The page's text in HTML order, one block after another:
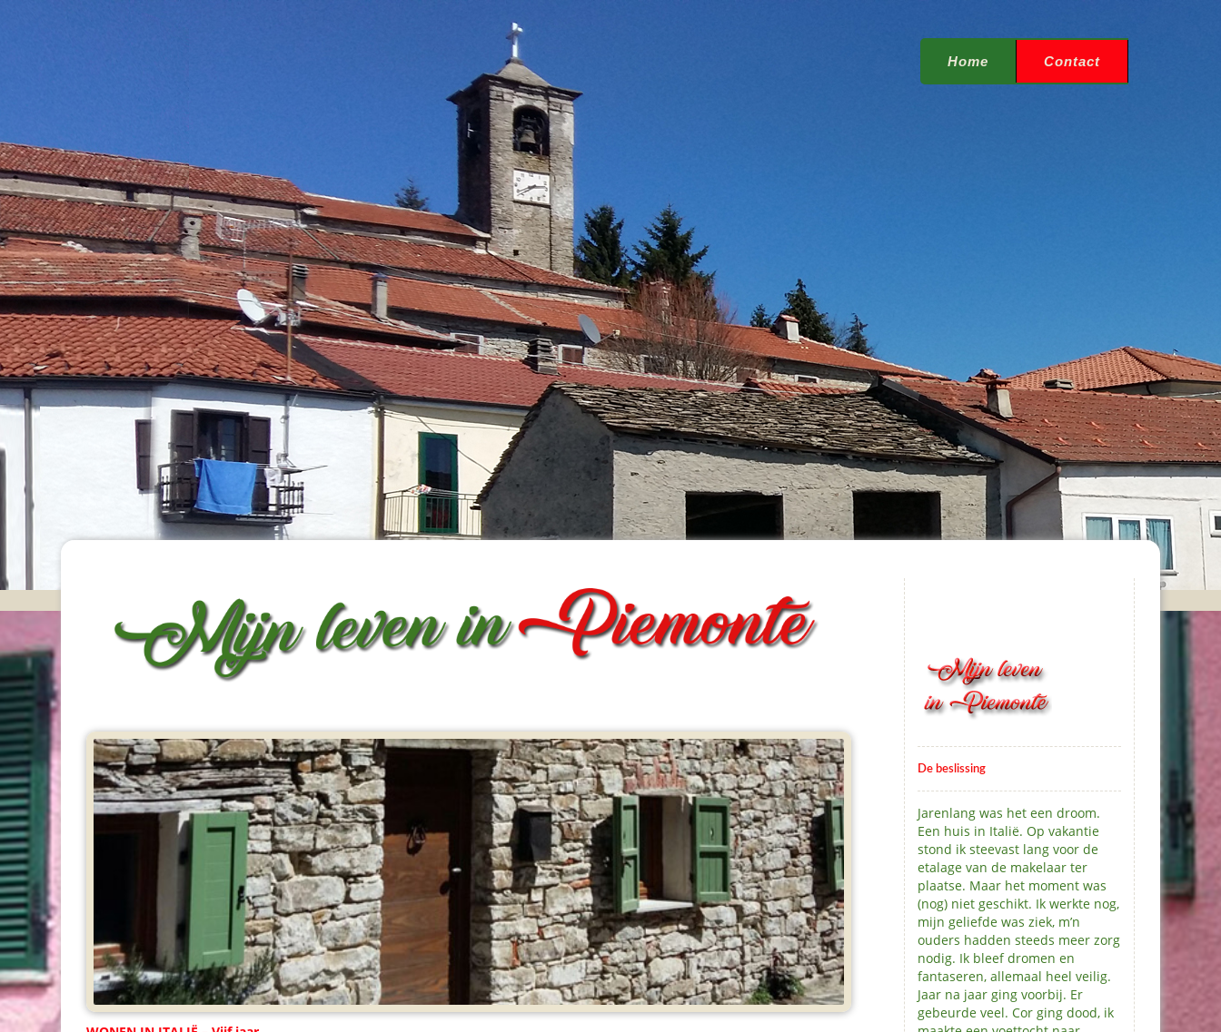
Home Contact
De beslissing
Jarenlang was het een droom.
Een huis in Italië. Op vakantie
stond ik steevast lang voor de
etalage van de makelaar ter
plaatse. Maar het moment was
(nog) niet geschikt. Ik werkte nog,
mijn geliefde was ziek, m’n
ouders hadden steeds meer zorg
nodig. Ik bleef dromen en
fantaseren, allemaal heel veilig.
Jaar na jaar ging voorbij. Er
gebeurde veel. Cor ging dood, ik